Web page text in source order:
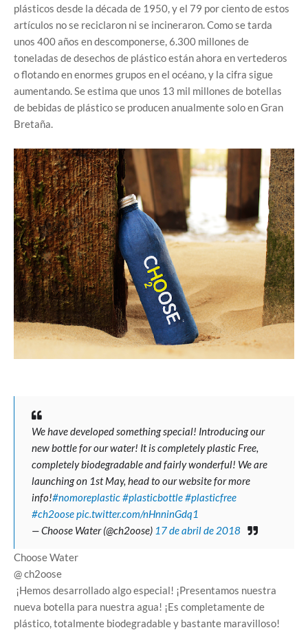
plásticos desde la década de 1950, y el 79 por ciento de estos
artículos no se reciclaron ni se incineraron. Como se tarda
unos 400 años en descomponerse, 6.300 millones de
toneladas de desechos de plástico están ahora en vertederos
o flotando en enormes grupos en el océano, y la cifra sigue
aumentando. Se estima que unos 13 mil millones de botellas
de bebidas de plástico se producen anualmente solo en Gran
Bretaña.
We have developed something special! Introducing our
new bottle for our water! It is completely plastic Free,
completely biodegradable and fairly wonderful! We are
launching on 1st May, head to our website for more
info!#nomoreplastic#plasticbottle#plasticfree
#ch2oosepic.twitter.com/nHnninGdq1
— Choose Water (@ch2oose) 17 de abril de 2018
Choose Water
@ ch2oose
¡Hemos desarrollado algo especial! ¡Presentamos nuestra
nueva botella para nuestra agua! ¡Es completamente de
plástico, totalmente biodegradable y bastante maravilloso!